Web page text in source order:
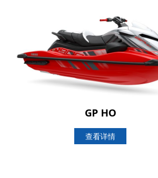
GP HO
查看详情